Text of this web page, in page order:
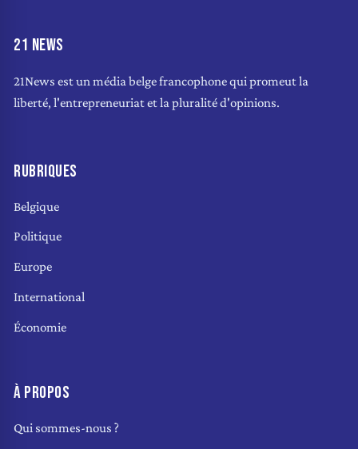
21 NEWS
21News est un média belge francophone qui promeut la
liberté, l'entrepreneuriat et la pluralité d'opinions.
RUBRIQUES
Belgique
Politique
Europe
International
Économie
À PROPOS
Qui sommes-nous ?